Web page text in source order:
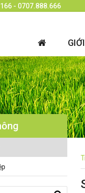
- 0707.888.666